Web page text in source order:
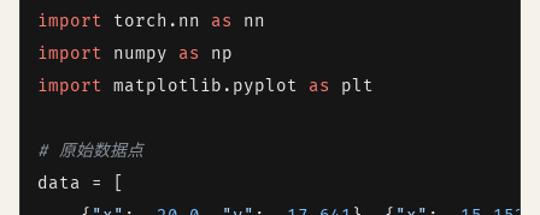
import torch.nn as
import numpy as
import matplotlib.pyplot as plt
# 原始数据点
data = [